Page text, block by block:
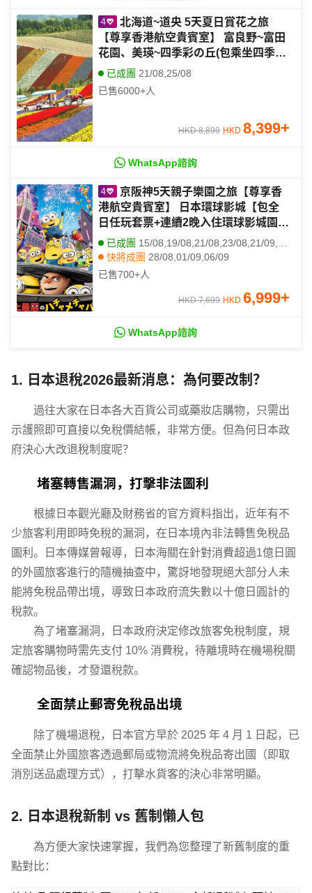
北海道~道央 5天夏日賞花之旅
【尊享香港航空貴賓室】 富良野~富田
花園、美瑛~四季彩の丘(包乘坐四季彩
Norocco號觀光車)、國營瀧野鈴蘭丘
陵公園(賞鼠尾草及夏日花田)
已成團 21/08,25/08
已售6000+人
HKD 8,899 HKD 8,399+
WhatsApp諮詢
京阪神5天親子樂園之旅【尊享香
港航空貴賓室】 日本環球影城【包全
日任玩套票+連續2晚入住環球影城園區
酒店】、六甲山天覽台、神戶須磨海洋
世界、嵐山風景區~竹林小徑
已成團 15/08,19/08,21/08,23/08,21/09,25/09,27/09
快將成團 28/08,01/09,06/09
已售700+人
HKD 7,699 HKD 6,999+
WhatsApp諮詢
1. 日本退稅2026最新消息：為何要改制？
過往大家在日本各大百貨公司或藥妝店購物，只需出
示護照即可直接以免稅價結帳，非常方便。但為何日本政
府決心大改退稅制度呢？
堵塞轉售漏洞，打擊非法圖利
根據日本觀光廳及財務省的官方資料指出，近年有不
少旅客利用即時免稅的漏洞，在日本境內非法轉售免稅品
圖利。日本傳媒曾報導，日本海關在針對消費超過1億日圓
的外國旅客進行的隨機抽查中，驚訝地發現絕大部分人未
能將免稅品帶出境，導致日本政府流失數以十億日圓計的
稅款。
為了堵塞漏洞，日本政府決定修改旅客免稅制度，規
定旅客購物時需先支付 10% 消費稅，待離境時在機場稅關
確認物品後，才發還稅款。
全面禁止郵寄免稅品出境
除了機場退稅，日本官方早於 2025 年 4 月 1 日起，已
全面禁止外國旅客透過郵局或物流將免稅品寄出國（即取
消別送品處理方式），打擊水貨客的決心非常明顯。
2. 日本退稅新制 vs 舊制懶人包
為方便大家快速掌握，我們為您整理了新舊制度的重
點對比：